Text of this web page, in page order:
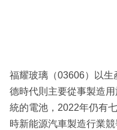
區
福耀玻璃（03606）以
德時代則主要從事製造
統的電池，2022年仍有
時新能源汽車製造行業